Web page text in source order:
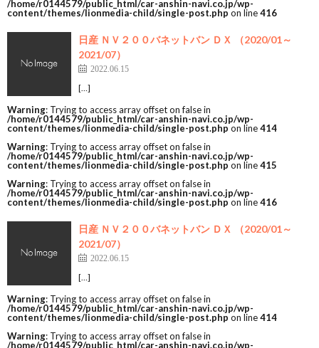
/home/r0144579/public_html/car-anshin-navi.co.jp/wp-
content/themes/lionmedia-child/single-post.php on line416
日産 ＮＶ２００バネットバン ＤＸ （2020/01～
2021/07）
2022.06.15
[…]
Warning: Trying to access array offset on false in
/home/r0144579/public_html/car-anshin-navi.co.jp/wp-
content/themes/lionmedia-child/single-post.php on line414
Warning: Trying to access array offset on false in
/home/r0144579/public_html/car-anshin-navi.co.jp/wp-
content/themes/lionmedia-child/single-post.php on line415
Warning: Trying to access array offset on false in
/home/r0144579/public_html/car-anshin-navi.co.jp/wp-
content/themes/lionmedia-child/single-post.php on line416
日産 ＮＶ２００バネットバン ＤＸ （2020/01～
2021/07）
2022.06.15
[…]
Warning: Trying to access array offset on false in
/home/r0144579/public_html/car-anshin-navi.co.jp/wp-
content/themes/lionmedia-child/single-post.php on line414
Warning: Trying to access array offset on false in
/home/r0144579/public_html/car-anshin-navi.co.jp/wp-